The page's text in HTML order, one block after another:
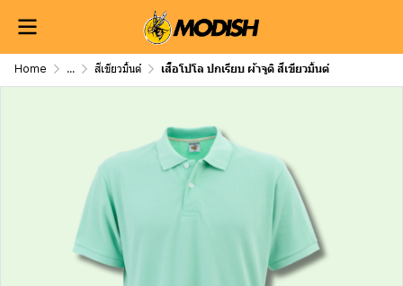
Home ... สีเขียวมิ้นต์ เสื้อโปโล ปกเรียบ ผ้าจูติ สีเขียวมิ้นต์